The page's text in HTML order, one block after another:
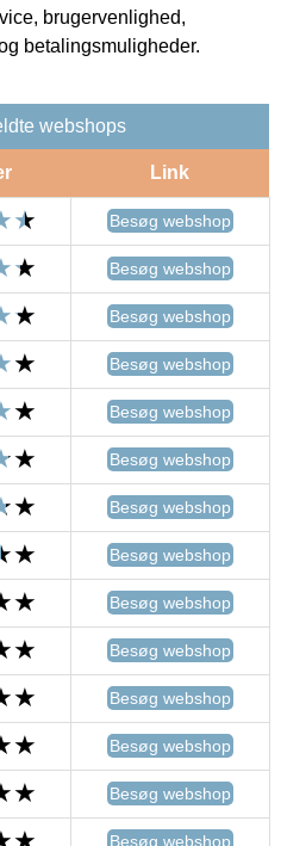
brugervenlighed,
betalingsmuligheder.
webshops
Link
Besøg webshop
Besøg webshop
Besøg webshop
Besøg webshop
Besøg webshop
Besøg webshop
Besøg webshop
Besøg webshop
Besøg webshop
Besøg webshop
Besøg webshop
Besøg webshop
Besøg webshop
Besøg webshop